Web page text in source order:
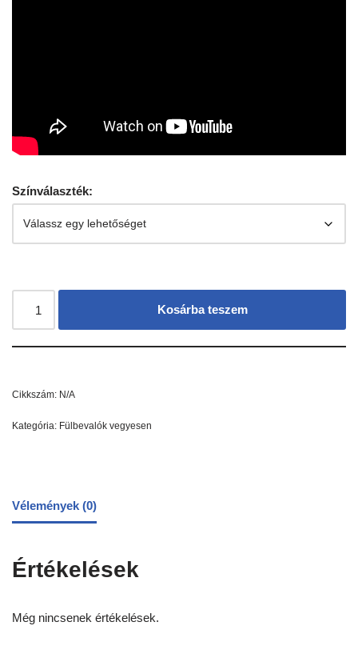
Színválaszték:
Kosárba teszem
Cikkszám: N/A
Kategória: Fülbevalók vegyesen
Vélemények (0)
Értékelések
Még nincsenek értékelések.